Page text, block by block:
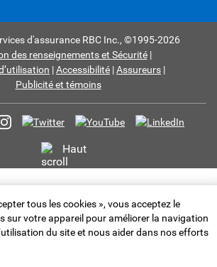
d'assurance RBC Inc., ©1995-2026
des renseignements et Sécurité
Accessibilité Assureurs
Publicité et témoins
Haut
tous les cookies », vous acceptez le
sur votre appareil pour améliorer la navigation
du site et nous aider dans nos efforts